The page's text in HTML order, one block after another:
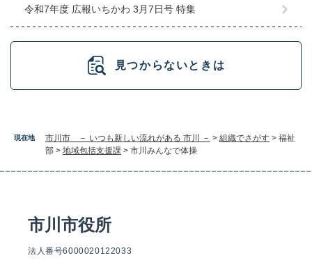
現在地 市川市 － いつも新しい流れがある 市川 － > 組織でさがす > 福祉
部 > 地域包括支援課 > 市川みんなで体操
令和7年度 広報いちかわ 3月7日号 特集
見つからないときは
市川市役所
法人番号6000020122033